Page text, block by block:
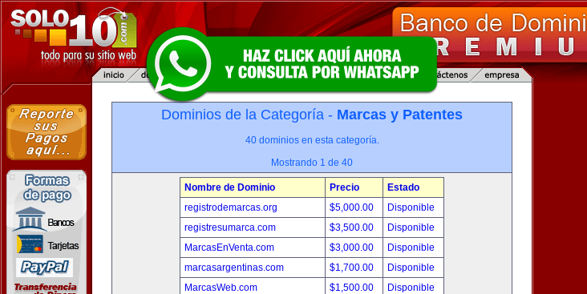
Dominios de la Categoría - Marcas y Patentes
40 dominios en esta categoría.
Mostrando 1 de 40
Nombre de Dominio Precio
Estado
registrodemarcas.org
$5,000.00
Disponible
registresumarca.com
$3,500.00
Disponible
MarcasEnVenta.com
$3,000.00
Disponible
marcasargentinas.com
$1,700.00
Disponible
MarcasWeb.com
$1,500.00
Disponible